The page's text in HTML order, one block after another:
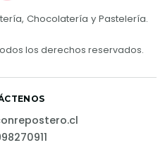
Chocolatería y Pastelería.
los derechos reservados.